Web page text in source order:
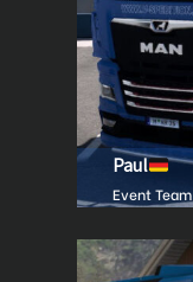
Paul
Event Team